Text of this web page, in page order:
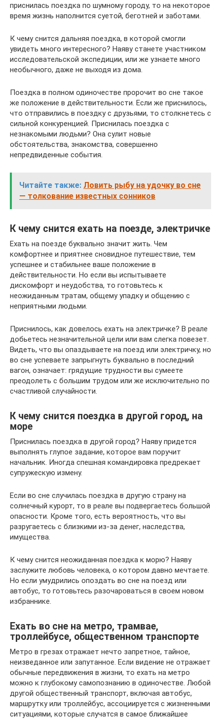
приснилась поездка по шумному городу, то на некоторое
время жизнь наполнится суетой, беготней и заботами.
К чему снится дальняя поездка, в которой смогли
увидеть много интересного? Наяву станете участником
исследовательской экспедиции, или же узнаете много
необычного, даже не выходя из дома.
Поездка в полном одиночестве пророчит во сне такое
же положение в действительности. Если же приснилось,
что отправились в поездку с друзьями, то столкнетесь с
сильной конкуренцией. Приснилась поездка с
незнакомыми людьми? Она сулит новые
обстоятельства, знакомства, совершенно
непредвиденные события.
Читайте также: Ловить рыбу на удочку во сне
— толкование известных сонников
К чему снится ехать на поезде, электричке
Ехать на поезде буквально значит жить. Чем
комфортнее и приятнее сновидное путешествие, тем
успешнее и стабильнее ваше положение в
действительности. Но если вы испытываете
дискомфорт и неудобства, то готовьтесь к
неожиданным тратам, общему упадку и общению с
неприятными людьми.
Приснилось, как довелось ехать на электричке? В реале
добьетесь незначительной цели или вам слегка повезет.
Видеть, что вы опаздываете на поезд или электричку, но
во сне успеваете запрыгнуть буквально в последний
вагон, означает: грядущие трудности вы сумеете
преодолеть с большим трудом или же исключительно по
счастливой случайности.
К чему снится поездка в другой город, на
море
Приснилась поездка в другой город? Наяву придется
выполнять глупое задание, которое вам поручит
начальник. Иногда спешная командировка предрекает
супружескую измену.
Если во сне случилась поездка в другую страну на
солнечный курорт, то в реале вы подвергаетесь большой
опасности. Кроме того, есть вероятность, что вы
разругаетесь с близкими из-за денег, наследства,
имущества.
К чему снится неожиданная поездка к морю? Наяву
заслужите любовь человека, о котором давно мечтаете.
Но если умудрились опоздать во сне на поезд или
автобус, то готовьтесь разочароваться в своем новом
избраннике.
Ехать во сне на метро, трамвае,
троллейбусе, общественном транспорте
Метро в грезах отражает нечто запретное, тайное,
неизведанное или запутанное. Если видение не отражает
обычные передвижения в жизни, то ехать на метро
можно к глубокому самопознанию в одиночестве. Любой
другой общественный транспорт, включая автобус,
маршрутку или троллейбус, ассоциируется с жизненными
ситуациями, которые случатся в самое ближайшее